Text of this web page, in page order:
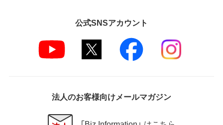
公式SNSアカウント
法人のお客様向けメールマガジン